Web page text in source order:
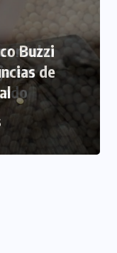
Buzzi
de